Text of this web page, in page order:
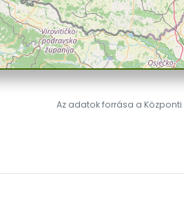
Az adatok forrása a Központi